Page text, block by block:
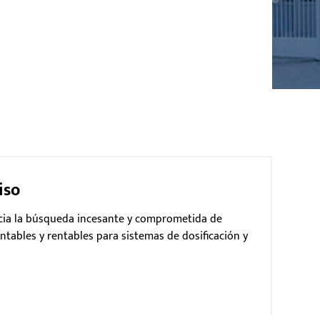
la búsqueda incesante y comprometida de
y rentables para sistemas de dosificación y